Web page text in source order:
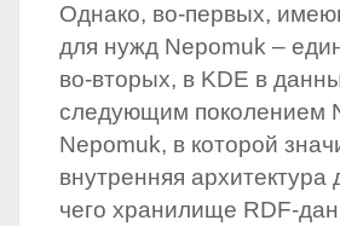
Однако, во-первых,
для нужд Nepomuk –
во-вторых, в KDE в
следующим поколением
Nepomuk, в которой
внутренняя
чего хранилище RDF-